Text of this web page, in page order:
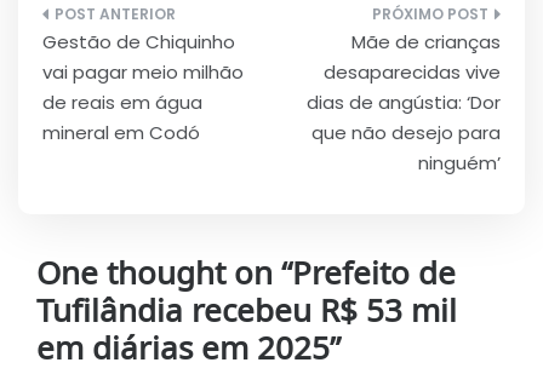
Navegação
de
Post
Gestão de Chiquinho
vai pagar meio milhão
de reais em água
mineral em Codó
Mãe de crianças
desaparecidas vive
dias de angústia: ‘Dor
que não desejo para
ninguém’
One thought on “Prefeito de
Tufilândia recebeu R$ 53 mil
em diárias em 2025”